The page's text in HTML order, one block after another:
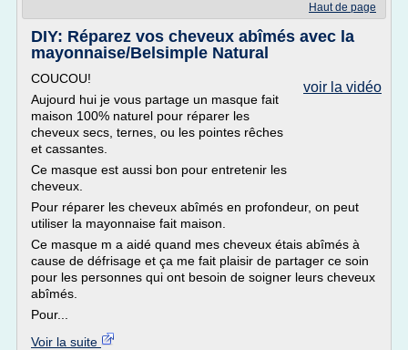
Haut de page
DIY: Réparez vos cheveux abîmés avec la
mayonnaise/Belsimple Natural
voir la vidéo
COUCOU!
Aujourd hui je vous partage un masque fait
maison 100% naturel pour réparer les
cheveux secs, ternes, ou les pointes rêches
et cassantes.
Ce masque est aussi bon pour entretenir les
cheveux.
Pour réparer les cheveux abîmés en profondeur, on peut
utiliser la mayonnaise fait maison.
Ce masque m a aidé quand mes cheveux étais abîmés à
cause de défrisage et ça me fait plaisir de partager ce soin
pour les personnes qui ont besoin de soigner leurs cheveux
abîmés.
Pour...
Voir la suite